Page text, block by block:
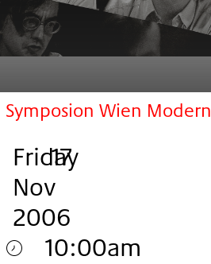
Symposion Wien Modern
Friday
, 17
.
Nov
2006
.
10:00am